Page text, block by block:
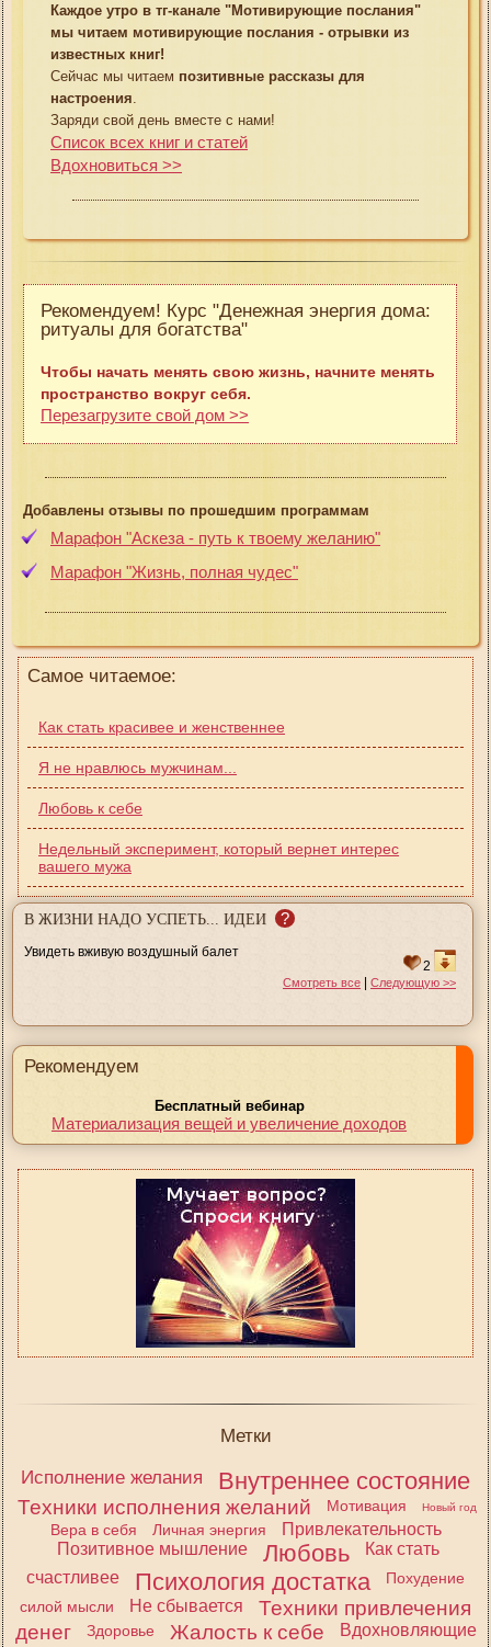
Каждое утро в тг-канале "Мотивирующие послания"
мы читаем мотивирующие послания - отрывки из
известных книг!
Сейчас мы читаем позитивные рассказы для
настроения
Заряди свой день вместе с нами!
Список всех книг и статей
Вдохновиться >>
Рекомендуем! Курс "Денежная энергия дома:
ритуалы для богатства"
Чтобы начать менять свою жизнь, начните менять
пространство вокруг себя.
Перезагрузите свой дом >>
Добавлены отзывы по прошедшим программам
Марафон "Аскеза - путь к твоему желанию"
Марафон "Жизнь, полная чудес"
Самое читаемое:
Как стать красивее и женственнее
Я не нравлюсь мужчинам...
Любовь к себе
Недельный эксперимент, который вернет интерес
вашего мужа
В ЖИЗНИ НАДО УСПЕТЬ... ИДЕИ ?
Увидеть вживую воздушный балет
2
Смотреть все | Следующую >>
Рекомендуем
Бесплатный вебинар
Материализация вещей и увеличение доходов
Метки
Исполнение желания
Внутреннее состояние
Техники исполнения желаний Мотивация Новый год
Вера в себя Личная энергия
Привлекательность
Позитивное мышление
Любовь
Как стать
счастливее
Психология достатка
Похудение
силой мысли
Не сбывается
Техники привлечения
денег
Здоровье Жалость к себе
Вдохновляющие